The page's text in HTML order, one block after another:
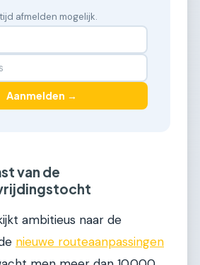
afmelden mogelijk.
Aanmelden →
van de
ambitieus naar de
nieuwe routeaanpassingen